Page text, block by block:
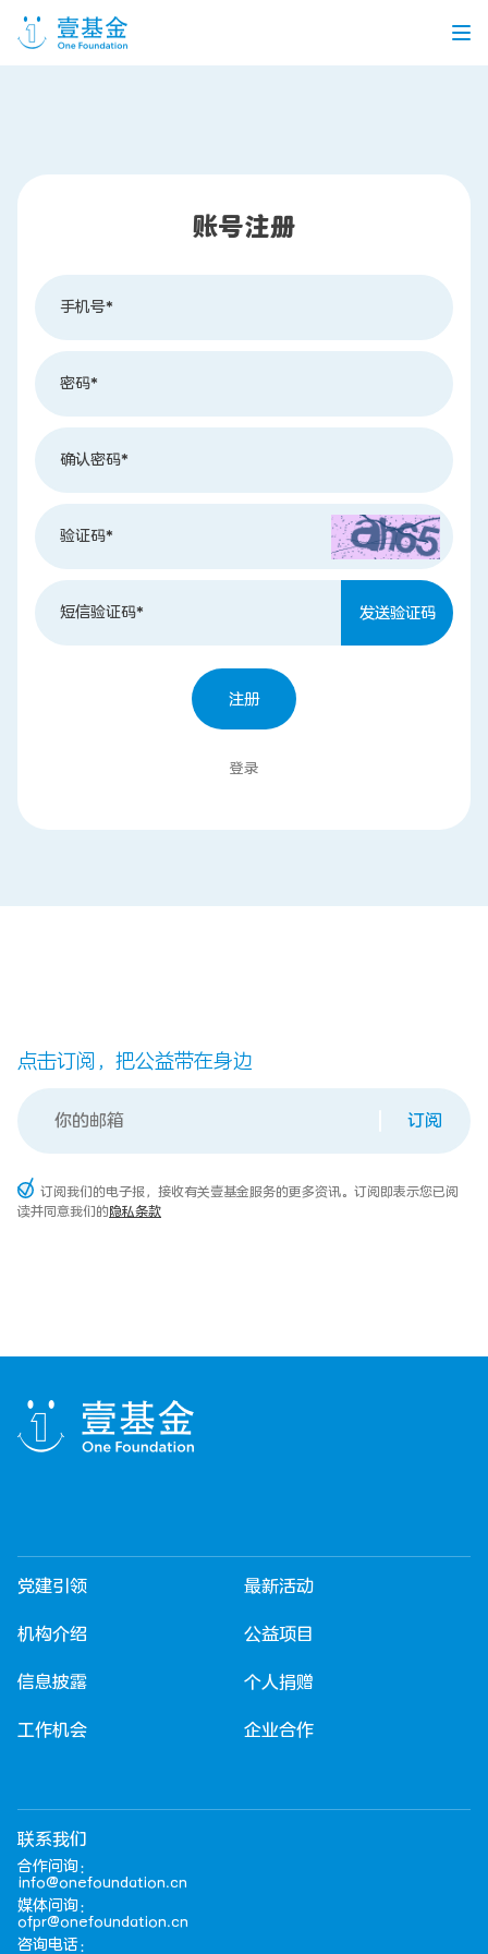
机构介绍 信息披露
公益项目
账号注册
手机号*
密码*
确认密码*
验证码*
发送验证码
短信验证码*
注册
登录
点击订阅，把公益带在身边
订阅
订阅我们的电子报，接收有关壹基金服务的更多资讯。订阅即表示您已阅
读并同意我们的隐私条款
党建引领
机构介绍
信息披露
工作机会
最新活动
公益项目
个人捐赠
企业合作
联系我们
合作问询：
info@onefoundation.cn
媒体问询：
ofpr@onefoundation.cn
咨询电话：